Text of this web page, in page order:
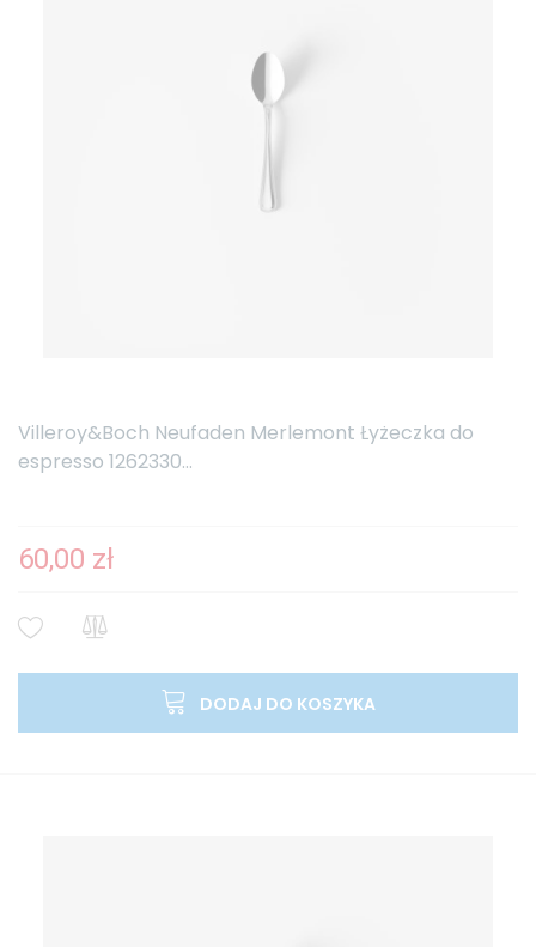
Villeroy&Boch Neufaden Merlemont Łyżeczka do
espresso 1262330...
60,00 zł
DODAJ DO KOSZYKA